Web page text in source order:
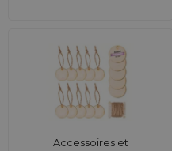
Accessoires et